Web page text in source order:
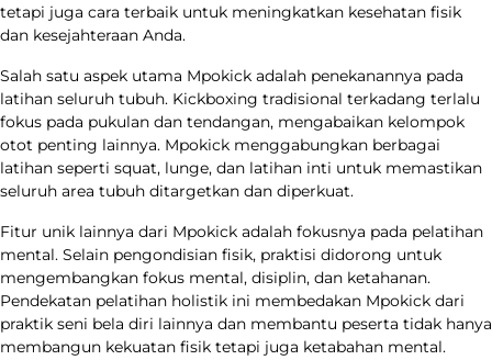
tetapi juga cara terbaik untuk meningkatkan kesehatan fisik
dan kesejahteraan Anda.
Salah satu aspek utama Mpokick adalah penekanannya pada
latihan seluruh tubuh. Kickboxing tradisional terkadang terlalu
fokus pada pukulan dan tendangan, mengabaikan kelompok
otot penting lainnya. Mpokick menggabungkan berbagai
latihan seperti squat, lunge, dan latihan inti untuk memastikan
seluruh area tubuh ditargetkan dan diperkuat.
Fitur unik lainnya dari Mpokick adalah fokusnya pada pelatihan
mental. Selain pengondisian fisik, praktisi didorong untuk
mengembangkan fokus mental, disiplin, dan ketahanan.
Pendekatan pelatihan holistik ini membedakan Mpokick dari
praktik seni bela diri lainnya dan membantu peserta tidak hanya
membangun kekuatan fisik tetapi juga ketabahan mental.